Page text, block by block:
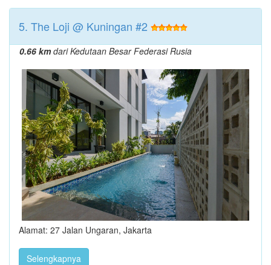
5. The Loji @ Kuningan #2
0.66 kmdari Kedutaan Besar Federasi Rusia
Alamat: 27 Jalan Ungaran, Jakarta
Selengkapnya